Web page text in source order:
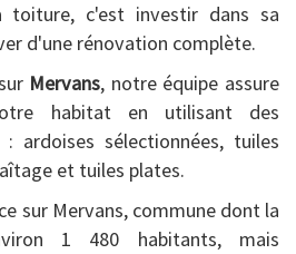
c'est investir dans sa
d'une rénovation complète.
Mervans, notre équipe assure
habitat en utilisant des
ardoises sélectionnées, tuiles
et tuiles plates.
sur Mervans, commune dont la
1 480 habitants, mais